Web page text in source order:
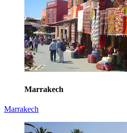
Marrakech
Marrakech